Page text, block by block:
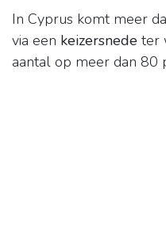
In Cyprus komt meer
via een keizersnede ter
aantal op meer dan 80